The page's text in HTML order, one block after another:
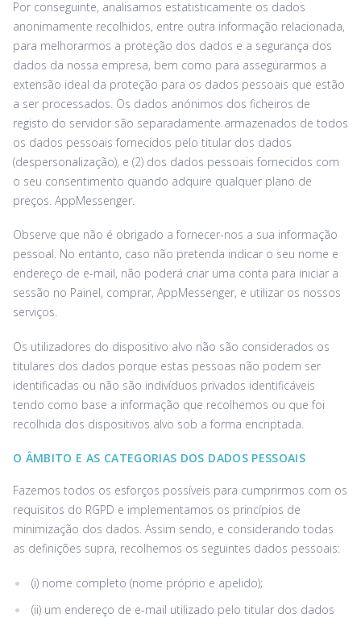
Por conseguinte, analisamos estatisticamente os dados
anonimamente recolhidos, entre outra informação relacionada,
para melhorarmos a proteção dos dados e a segurança dos
dados da nossa empresa, bem como para assegurarmos a
extensão ideal da proteção para os dados pessoais que estão
a ser processados. Os dados anónimos dos ficheiros de
registo do servidor são separadamente armazenados de todos
os dados pessoais fornecidos pelo titular dos dados
(despersonalização), e (2) dos dados pessoais fornecidos com
o seu consentimento quando adquire qualquer plano de
preços. AppMessenger.
Observe que não é obrigado a fornecer-nos a sua informação
pessoal. No entanto, caso não pretenda indicar o seu nome e
endereço de e-mail, não poderá criar uma conta para iniciar a
sessão no Painel, comprar, AppMessenger, e utilizar os nossos
serviços.
Os utilizadores do dispositivo alvo não são considerados os
titulares dos dados porque estas pessoas não podem ser
identificadas ou não são indivíduos privados identificáveis
tendo como base a informação que recolhemos ou que foi
recolhida dos dispositivos alvo sob a forma encriptada.
O ÂMBITO E AS CATEGORIAS DOS DADOS PESSOAIS
Fazemos todos os esforços possíveis para cumprirmos com os
requisitos do RGPD e implementamos os princípios de
minimização dos dados. Assim sendo, e considerando todas
as definições supra, recolhemos os seguintes dados pessoais:
(i) nome completo (nome próprio e apelido);
(ii) um endereço de e-mail utilizado pelo titular dos dados